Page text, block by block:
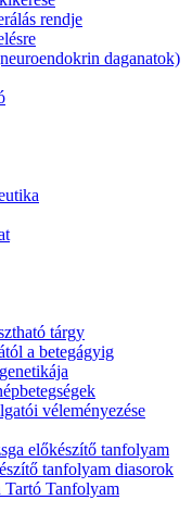
rendje
daganatok)
tárgy
a betegágyig
véleményezése
előkészítő tanfolyam
tanfolyam diasorok
Tartó Tanfolyam